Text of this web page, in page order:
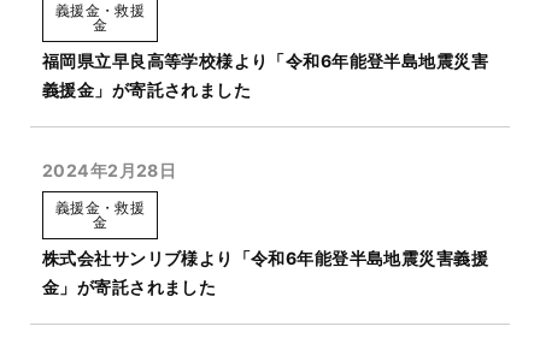
義援金・救援
金
福岡県立早良高等学校様より「令和6年能登半島地震災害
義援金」が寄託されました
2024年2月28日
義援金・救援
金
株式会社サンリブ様より「令和6年能登半島地震災害義援
金」が寄託されました